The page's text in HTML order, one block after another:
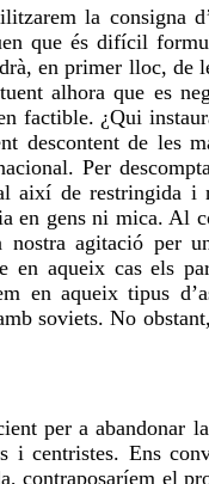
la consigna
que és difícil
en primer lloc,
alhora que es
factible. ¿Qui
de les
Per
així de restringida
en gens ni mica. Al
agitació per
aqueix cas els
en aqueix tipus
soviets. No
per a abandonar
centristes. Ens
contraposaríem el